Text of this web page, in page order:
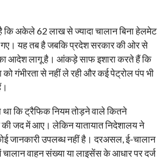
अकेले 62 लाख से ज्यादा चालान बिना हेलमेट
यह तब है जबकि प्रदेश सरकार की ओर से
का आदेश लागू है। आंकड़े साफ इशारा करते हैं कि
को गंभीरता से नहीं ले रही और कई पेट्रोल पंप भी
था कि ट्रैफिक नियम तोड़ने वाले कितने
की जद में आए। लेकिन यातायात निदेशालय ने
जानकारी उपलब्ध नहीं है। दरअसल, ई-चालान
चालान वाहन संख्या या लाइसेंस के आधार पर दर्ज